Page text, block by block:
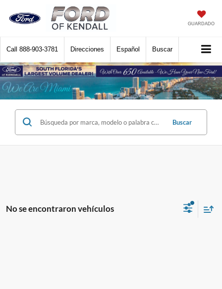
GUARDADO
Call 888-903-3781 Direcciones Español Buscar
Buscar
No se encontraron vehículos